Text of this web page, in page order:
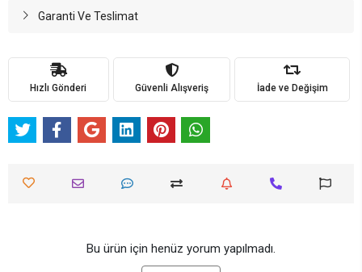
Garanti Ve Teslimat
Hızlı Gönderi Güvenli Alışveriş İade ve Değişim
Bu ürün için henüz yorum yapılmadı.